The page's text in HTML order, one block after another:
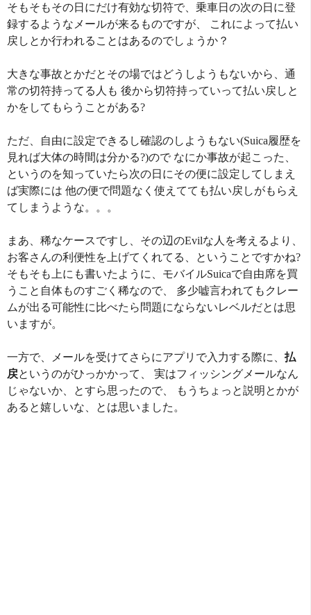
そもそもその日にだけ有効な切符で、乗車日の次の日に登
録するようなメールが来るものですが、 これによって払い
戻しとか行われることはあるのでしょうか？
大きな事故とかだとその場ではどうしようもないから、通
常の切符持ってる人も 後から切符持っていって払い戻しと
かをしてもらうことがある?
ただ、自由に設定できるし確認のしようもない(Suica履歴を
見れば大体の時間は分かる?)ので なにか事故が起こった、
というのを知っていたら次の日にその便に設定してしまえ
ば実際には 他の便で問題なく使えてても払い戻しがもらえ
てしまうような。。。
まあ、稀なケースですし、その辺のEvilな人を考えるより、
お客さんの利便性を上げてくれてる、ということですかね?
そもそも上にも書いたように、モバイルSuicaで自由席を買
うこと自体ものすごく稀なので、 多少嘘言われてもクレー
ムが出る可能性に比べたら問題にならないレベルだとは思
いますが。
一方で、メールを受けてさらにアプリで入力する際に、 払
戻というのがひっかかって、 実はフィッシングメールなん
じゃないか、とすら思ったので、 もうちょっと説明とかが
あると嬉しいな、とは思いました。